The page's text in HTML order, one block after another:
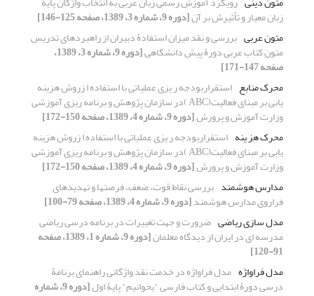
زبان معیار و تأثیرش بر آن[دوره 9، شماره 3، 1389، صفحه 125-146]
متون عربی بررسی و نقد میزان استفادۀ دبیران از راهبردهای تدریس
متون کتاب عربی دورۀ پیش دانشگاهی [دوره 9، شماره 3، 1389،
صفحه 147-171]
محرک منابع استقراربودجه ر یزی عملیاتی با استفاده ا زروش هزینه
یابی بر مبنای فعالیت(ABC )در سازمان پژوهش و برنامه ریزی آموزشی
وزارت آموزش و پرورش[دوره 9، شماره 4، 1389، صفحه 150-172]
محرک هز ینه استقراربودجه ر یزی عملیاتی با استفاده ا زروش هزینه
یابی بر مبنای فعالیت(ABC )در سازمان پژوهش و برنامه ریزی آموزشی
وزارت آموزش و پرورش[دوره 9، شماره 4، 1389، صفحه 150-172]
مدارس هوشمند بررسی نقاط قوت، ضعف، فرصتها و تهدیدهای
فراروی مدارس هوشمند[دوره 9، شماره 4، 1389، صفحه 79-100]
مدل سازی ریاضی ضرورت و جهت تغییرات در برنامه درسی ریاضی
مدرسه ای در ایران از دیدگاه معلمان [دوره 9، شماره 1، 1389، صفحه
91-120]
مدل فراواژه مدل فراواژه در خدمت نقد واژگانی راهنمای برنامۀ
درسی دورۀ ابتدایی و کتاب فارسی "بخوانیم" پایۀ اول [دوره 9، شماره